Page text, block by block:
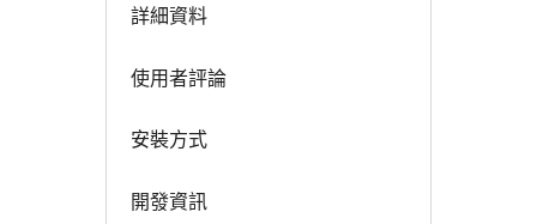
詳細資料
使用者評論
安裝方式
開發資訊